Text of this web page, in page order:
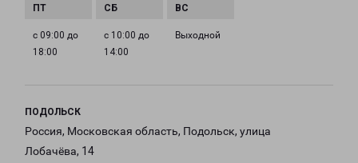
с 09:00 до
18:00
с 10:00 до
14:00
Выходной
ПОДОЛЬСК
Россия, Московская область, Подольск, улица
Лобачёва, 14